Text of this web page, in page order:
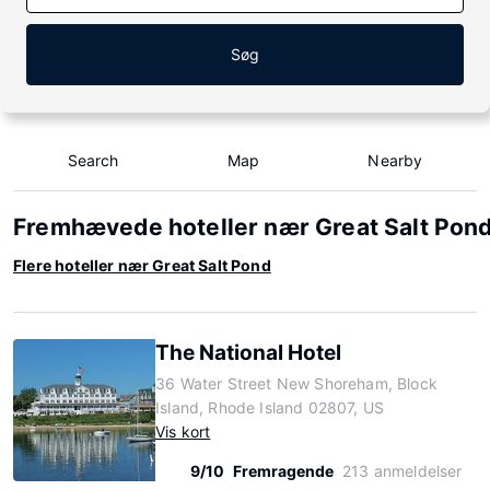
Søg
Search Map Nearby
Fremhævede hoteller nær Great Salt
Flere hoteller nær Great Salt Pond
The National Hotel
36 Water Street New Shoreham, Block
Island, Rhode Island 02807, US
Vis kort
9/10 Fremragende 213 anmeldelser